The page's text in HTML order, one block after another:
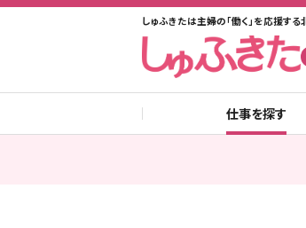
しゅふきたは主婦の「働く」を応援す
仕事を探す